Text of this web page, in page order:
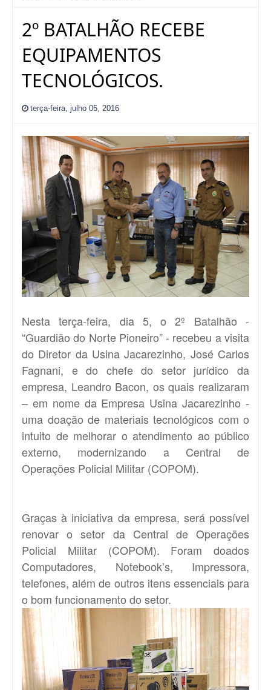
2º BATALHÃO RECEBE
EQUIPAMENTOS
TECNOLÓGICOS.
terça-feira, julho 05, 2016
Nesta terça-feira, dia 5, o 2º Batalhão -
“Guardião do Norte Pioneiro” - recebeu a visita
do Diretor da Usina Jacarezinho, José Carlos
Fagnani, e do chefe do setor jurídico da
empresa, Leandro Bacon, os quais realizaram
– em nome da Empresa Usina Jacarezinho -
uma doação de materiais tecnológicos com o
intuito de melhorar o atendimento ao público
externo, modernizando a Central de
Operações Policial Militar (COPOM).
Graças à iniciativa da empresa, será possível
renovar o setor da Central de Operações
Policial Militar (COPOM). Foram doados
Computadores, Notebook’s, Impressora,
telefones, além de outros itens essenciais para
o bom funcionamento do setor.